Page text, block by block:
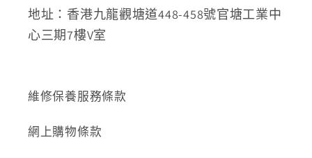
地址：香港九龍觀塘道448-458號官塘工業中
心三期7樓V室
維修保養服務條款
網上購物條款